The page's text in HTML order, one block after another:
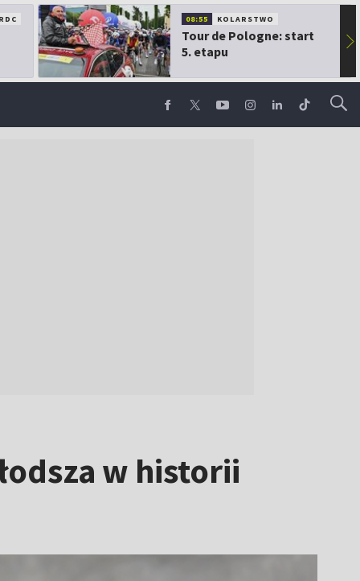
08:55 KOLARSTWO
Tour de Pologne: start
5. etapu
▶
w historii